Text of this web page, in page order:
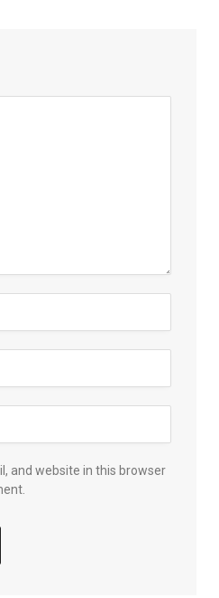
and website in this browser